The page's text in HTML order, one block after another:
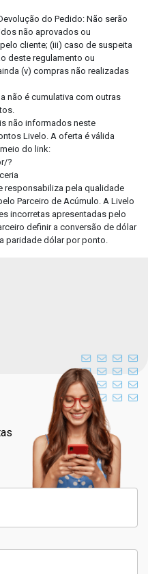
do Pedido: Não serão
não aprovados ou
cliente; (iii) caso de suspeita
deste regulamento ou
(v) compras não realizadas
não é cumulativa com outras
não informados neste
Livelo. A oferta é válida
do link:
?
responsabiliza pela qualidade
Parceiro de Acúmulo. A Livelo
incorretas apresentadas pelo
definir a conversão de dólar
paridade dólar por ponto.